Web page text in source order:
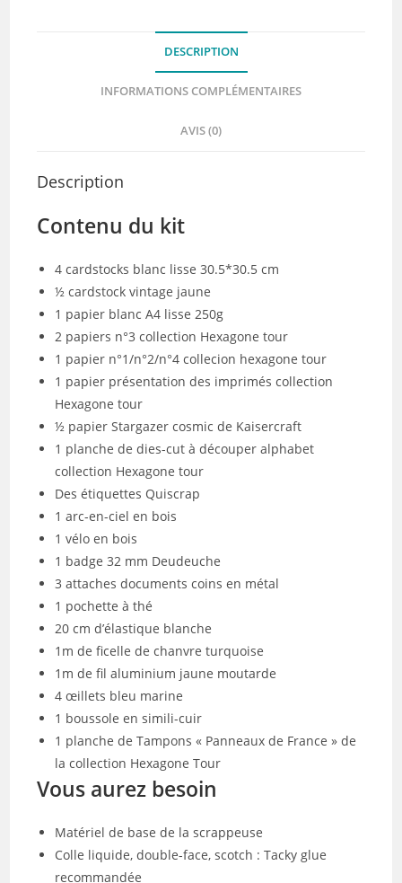
DESCRIPTION
INFORMATIONS COMPLÉMENTAIRES
AVIS (0)
Description
Contenu du kit
4 cardstocks blanc lisse 30.5*30.5 cm
½ cardstock vintage jaune
1 papier blanc A4 lisse 250g
2 papiers n°3 collection Hexagone tour
1 papier n°1/n°2/n°4 collecion hexagone tour
1 papier présentation des imprimés collection
Hexagone tour
½ papier Stargazer cosmic de Kaisercraft
1 planche de dies-cut à découper alphabet
collection Hexagone tour
Des étiquettes Quiscrap
1 arc-en-ciel en bois
1 vélo en bois
1 badge 32 mm Deudeuche
3 attaches documents coins en métal
1 pochette à thé
20 cm d’élastique blanche
1m de ficelle de chanvre turquoise
1m de fil aluminium jaune moutarde
4 œillets bleu marine
1 boussole en simili-cuir
1 planche de Tampons « Panneaux de France » de
la collection Hexagone Tour
Vous aurez besoin
Matériel de base de la scrappeuse
Colle liquide, double-face, scotch : Tacky glue
recommandée